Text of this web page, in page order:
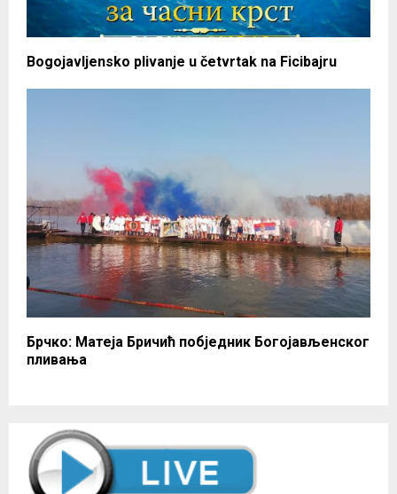
Bogojavljensko plivanje u četvrtak na Ficibajru
Брчко: Матеја Бричић побједник Богојављенског
пливања